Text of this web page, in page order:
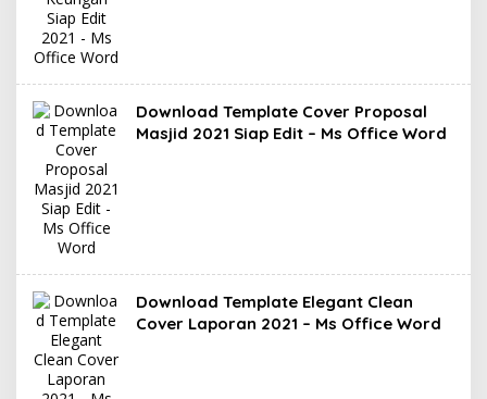
Download Template Cover Proposal
Masjid 2021 Siap Edit – Ms Office Word
Download Template Elegant Clean
Cover Laporan 2021 – Ms Office Word